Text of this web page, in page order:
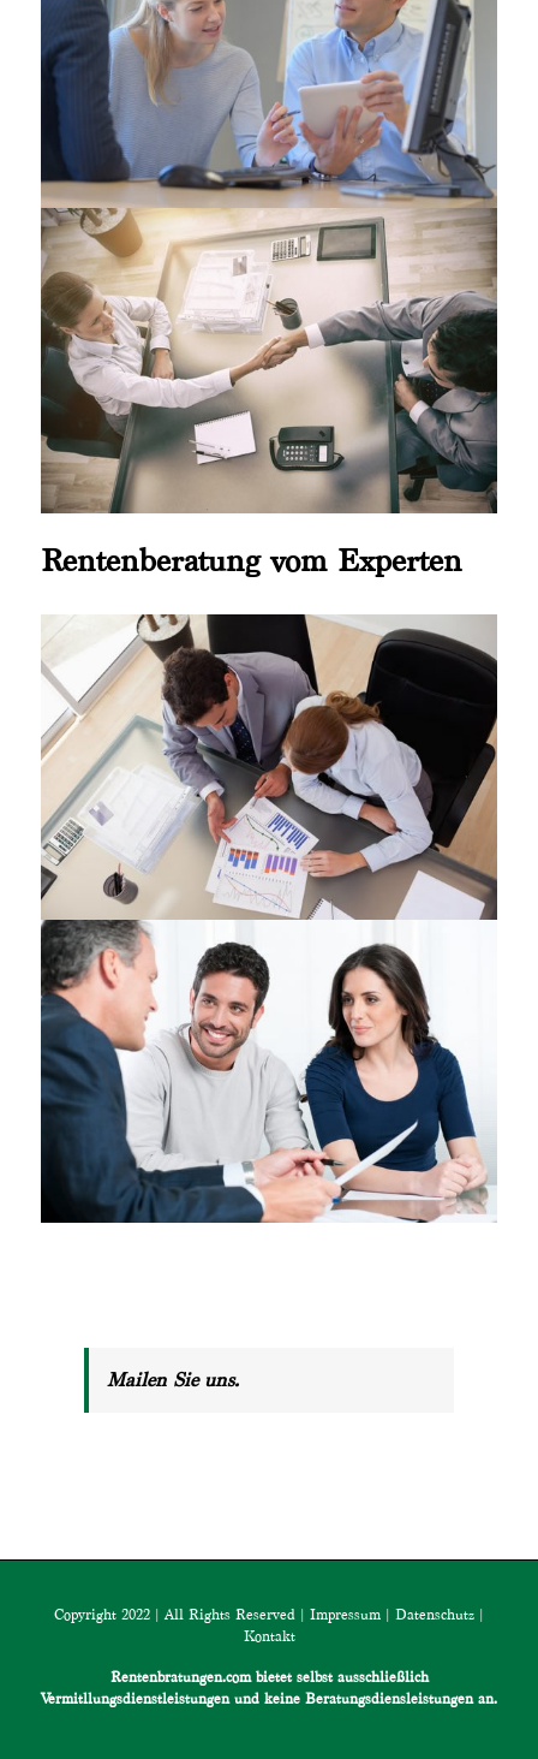
Rentenberatung vom Experten
Mailen Sie uns.
Copyright 2022 | All Rights Reserved | Impressum | Datenschutz |
Kontakt
Rentenbratungen.com bietet selbst ausschließlich
Vermitllungsdienstleistungen und keine Beratungsdiensleistungen an.